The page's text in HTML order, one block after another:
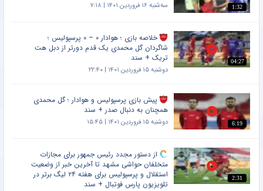
1:32 سه‌شنبه ۱۶ فروردین ۱۴۰۱ | ۷:۱۸
04:27
خلاصه بازی ؛ هوادار ۰ – ۰ پرسپولیس ؛
شاگردان گل محمدی یک قدم دورتر از دبل هت
تریک + سند
دوشنبه ۱۵ فروردین ۱۴۰۱ | ۲۲:۴۰
6:19
پیش بازی پرسپولیس و هوادار ؛ گل محمدی
همچنان به دنبال صدر + سند
دوشنبه ۱۵ فروردین ۱۴۰۱ | ۱۵:۴۵
2:31
از دستور مجدد رئیس جمهور برای مجازات
متخلفان حواشی مشهد تا آخرین خبر از وضعیت
استقلال و پرسپولیس برای هفته ۲۴ لیگ برتر در
تلویزیون پارس فوتبال + سند